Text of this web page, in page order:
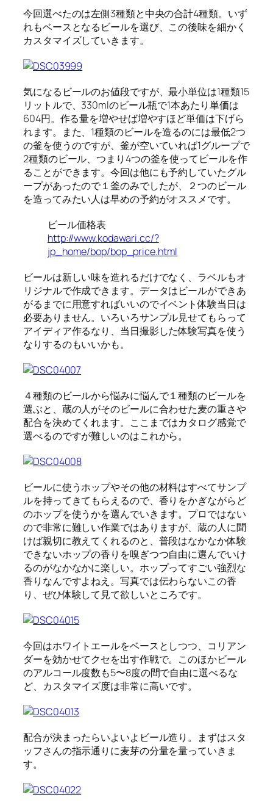
今回選べたのは左側3種類と中央の合計4種類。いず
れもベースとなるビールを選び、この後味を細かく
カスタマイズしていきます。
気になるビールのお値段ですが、最小単位は1種類15
リットルで、330mlのビール瓶で1本あたり単価は
604円。作る量を増やせば増やすほど単価は下げら
れます。また、1種類のビールを造るのには最低2つ
の釜を使うのですが、釜が空いていれば1グループで
2種類のビール、つまり4つの釜を使ってビールを作
ることができます。今回は他にも予約していたグル
ープがあったので１釜のみでしたが、２つのビール
を造ってみたい人は早めの予約がオススメです。
ビール価格表
http://www.kodawari.cc/?
jp_home/bop/bop_price.html
ビールは新しい味を造れるだけでなく、ラベルもオ
リジナルで作成できます。データはビールができあ
がるまでに用意すればいいのでイベント体験当日は
必要ありません。いろいろサンプル見せてもらって
アイディア作るなり、当日撮影した体験写真を使う
なりするのもいいかも。
４種類のビールから悩みに悩んで１種類のビールを
選ぶと、蔵の人がそのビールに合わせた麦の重さや
配合を決めてくれます。ここまではカタログ感覚で
選べるのですが難しいのはこれから。
ビールに使うホップやその他の材料はすべてサンプ
ルを持ってきてもらえるので、香りをかぎながらど
のホップを使うかを選んでいきます。プロではない
ので非常に難しい作業ではありますが、蔵の人に聞
けば親切に教えてくれるのと、普段はなかなか体験
できないホップの香りを嗅ぎつつ自由に選んでいけ
るのがなかなかに楽しい。ホップってすごい強烈な
香りなんですよねえ。写真では伝わらないこの香
り、ぜひ体験して見て欲しいところです。
今回はホワイトエールをベースとしつつ、コリアン
ダーを効かせてクセを出す作戦で。このほかビール
のアルコール度数も5〜8度の間で自由に選べるな
ど、カスタマイズ度は非常に高いです。
配合が決まったらいよいよビール造り。まずはスタ
ッフさんの指示通りに麦芽の分量を量っていきま
す。